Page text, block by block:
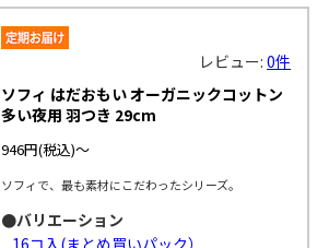
レビュー:0件
ソフィ はだおもい オーガニックコットン
多い夜用 羽つき 29cm
946円(税込)～
ソフィで、最も素材にこだわったシリーズ。
●バリエーション
16コ入(まとめ買いパック）